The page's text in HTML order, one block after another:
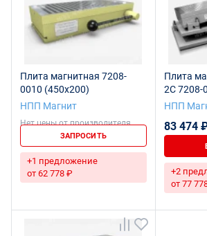
Плита магнитная 7208-
0010 (450х200)
НПП Магнит
Нет цены от производителя
ЗАПРОСИТЬ
+1 предложение
от 62 778 ₽
Плита
2С 7208-
НПП
83 474
+2
от 77